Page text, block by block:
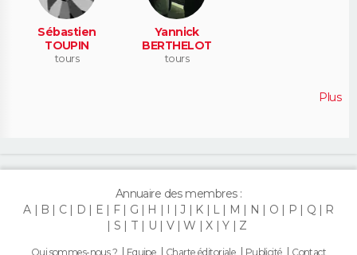
Sébastien
TOUPIN
tours
Yannick
BERTHELOT
tours
Plus
Annuaire des membres :
A
B C D E F G H I J K L M N O P Q
R
S
T U V W X Y Z
Qui sommes-nous ? Equipe Charte éditoriale Publicité
Contact